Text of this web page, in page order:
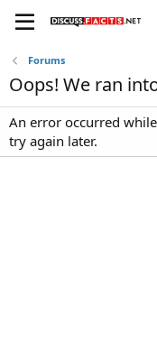
Forums
Oops! We ran
An error occurred
try again later.